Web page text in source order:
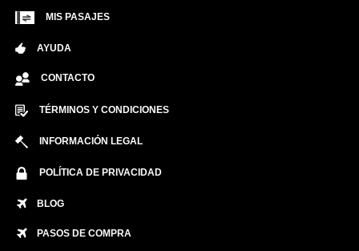
MIS PASAJES
AYUDA
CONTACTO
TÉRMINOS Y CONDICIONES
INFORMACIÓN LEGAL
POLÍTICA DE PRIVACIDAD
BLOG
PASOS DE COMPRA